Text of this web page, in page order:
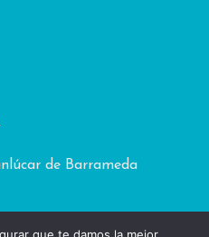
de Barrameda